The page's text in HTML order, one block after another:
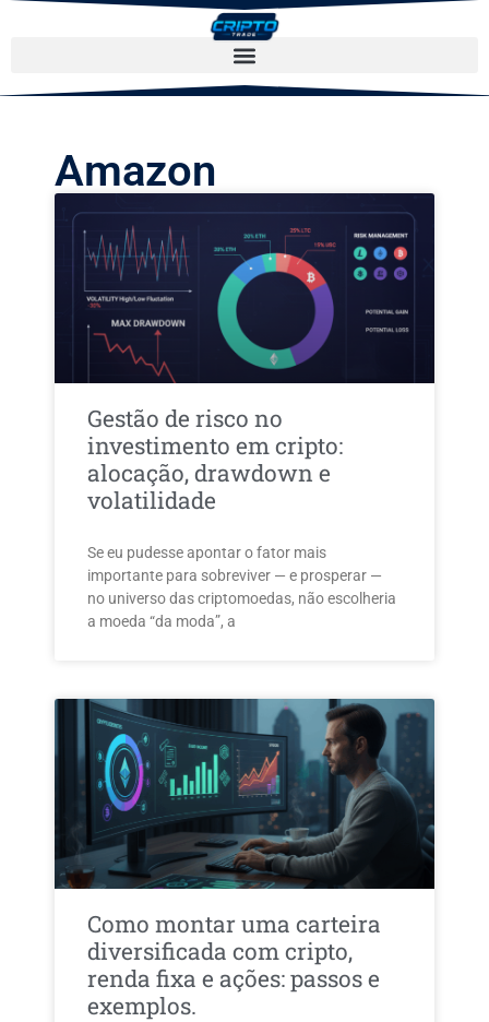
Amazon
Gestão de risco no
investimento em cripto:
alocação, drawdown e
volatilidade
Se eu pudesse apontar o fator mais
importante para sobreviver — e prosperar —
no universo das criptomoedas, não escolheria
a moeda “da moda”, a
Como montar uma carteira
diversificada com cripto,
renda fixa e ações: passos e
exemplos.